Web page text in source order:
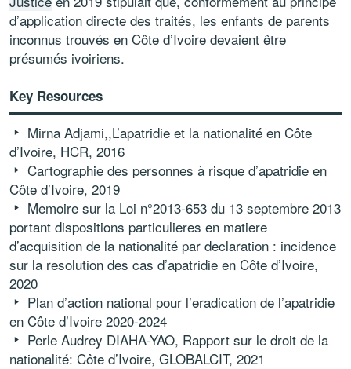
d’application directe des traités, les enfants de parents
inconnus trouvés en Côte d’Ivoire devaient être
présumés ivoiriens.
Key Resources
Mirna Adjami,,L’apatridie et la nationalité en Côte
d’Ivoire, HCR, 2016
Cartographie des personnes à risque d’apatridie en
Côte d’Ivoire, 2019
Memoire sur la Loi n°2013-653 du 13 septembre 2013
portant dispositions particulieres en matiere
d’acquisition de la nationalité par declaration : incidence
sur la resolution des cas d’apatridie en Côte d’Ivoire,
2020
Plan d’action national pour l’eradication de l’apatridie
en Côte d’Ivoire 2020-2024
Perle Audrey DIAHA-YAO, Rapport sur le droit de la
nationalité: Côte d’Ivoire, GLOBALCIT, 2021